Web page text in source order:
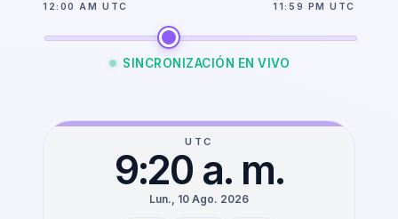
12:00 AM UTC 11:59 PM UTC
SINCRONIZACIÓN EN VIVO
UTC
9:20 a. m.
Lun., 10 Ago. 2026